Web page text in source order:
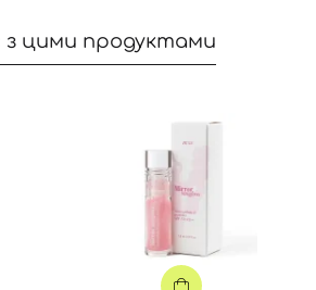
цими продуктами
Реєстрація